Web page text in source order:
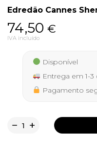
Edredão Cannes
74,50 €
IVA incluído
Disponível
Entrega em 1-3
Pagamento